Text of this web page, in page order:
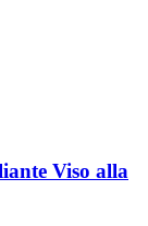
Viso alla